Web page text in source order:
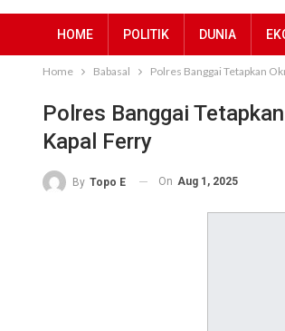
HOME POLITIK DUNIA
Home Babasal Polres Banggai Tetapkan
Polres Banggai
Kapal Ferry
By Topo E On Aug 1, 2025